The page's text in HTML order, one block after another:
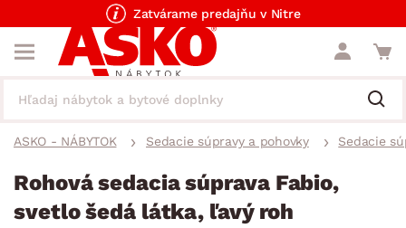
Zatvárame predajňu v Nitre
ASKO - NÁBYTOK Sedacie súpravy a pohovky Sedacie
Rohová sedacia súprava Fabio,
svetlo šedá látka, ľavý roh